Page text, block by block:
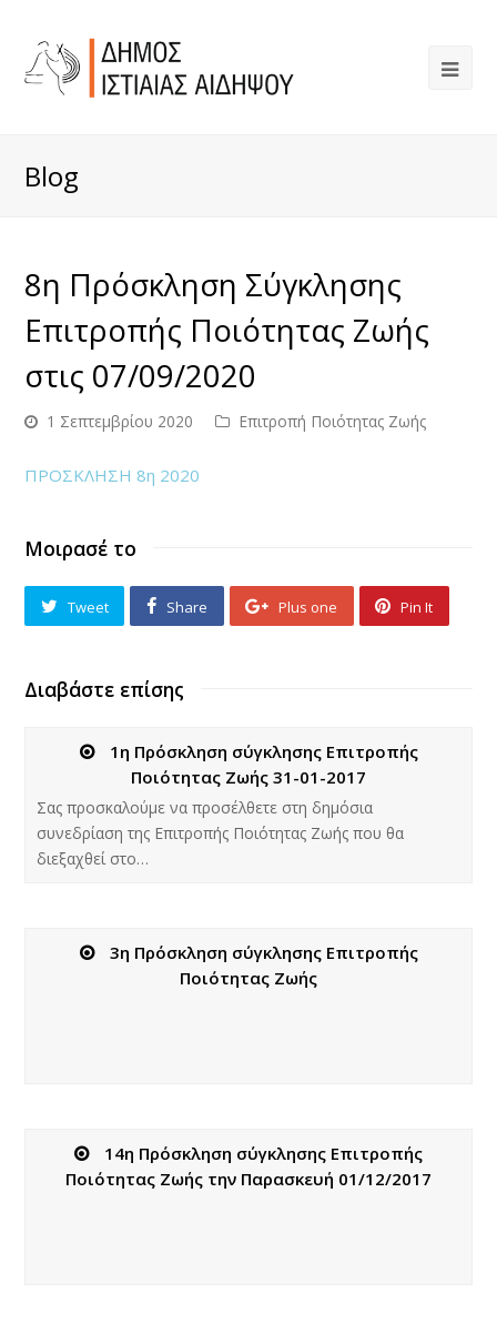
Blog
8η Πρόσκληση Σύγκλησης
Επιτροπής Ποιότητας Ζωής
στις 07/09/2020
1 Σεπτεμβρίου 2020 Επιτροπή Ποιότητας Ζωής
ΠΡΟΣΚΛΗΣΗ 8η 2020
Μοιρασέ το
Tweet Share Plus one Pin It
Διαβάστε επίσης
1η Πρόσκληση σύγκλησης Επιτροπής
Ποιότητας Ζωής 31-01-2017
Σας προσκαλούμε να προσέλθετε στη δημόσια
συνεδρίαση της Επιτροπής Ποιότητας Ζωής που θα
διεξαχθεί στο…
3η Πρόσκληση σύγκλησης Επιτροπής
Ποιότητας Ζωής
14η Πρόσκληση σύγκλησης Επιτροπής
Ποιότητας Ζωής την Παρασκευή 01/12/2017